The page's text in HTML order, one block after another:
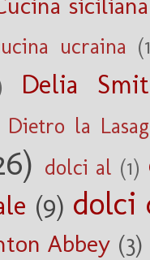
ucraina
Delia
Dietro la
dolci al (1)
(9) dolci
Abbey (3)